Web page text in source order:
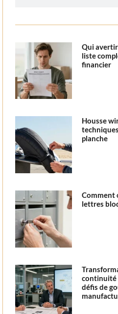
Qui
liste
financier
Housse
planche
Comment
lettres
continuité
défis de